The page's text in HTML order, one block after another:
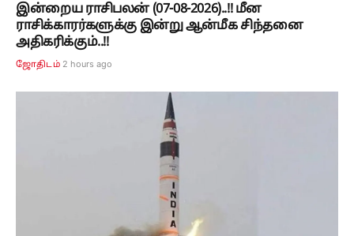
இன்றைய ராசிபலன் (07-08-2026)..!! மீன
ராசிக்காரர்களுக்கு இன்று ஆன்மீக சிந்தனை
அதிகரிக்கும்..!!
ஜோதிடம் 2 hours ago